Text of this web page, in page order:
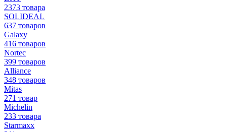
2373 товара
SOLIDEAL
637 товаров
Galaxy
416 товаров
Nortec
399 товаров
Alliance
348 товаров
Mitas
271 товар
Michelin
233 товара
Starmaxx